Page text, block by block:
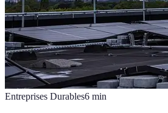
Entreprises Durables6 min